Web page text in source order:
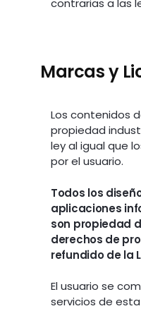
contrarias a las
Marcas y
Los contenidos
propiedad
ley al igual que
por el usuario.
Todos los
aplicaciones
son propiedad
derechos de
refundido de la
El usuario se
servicios de